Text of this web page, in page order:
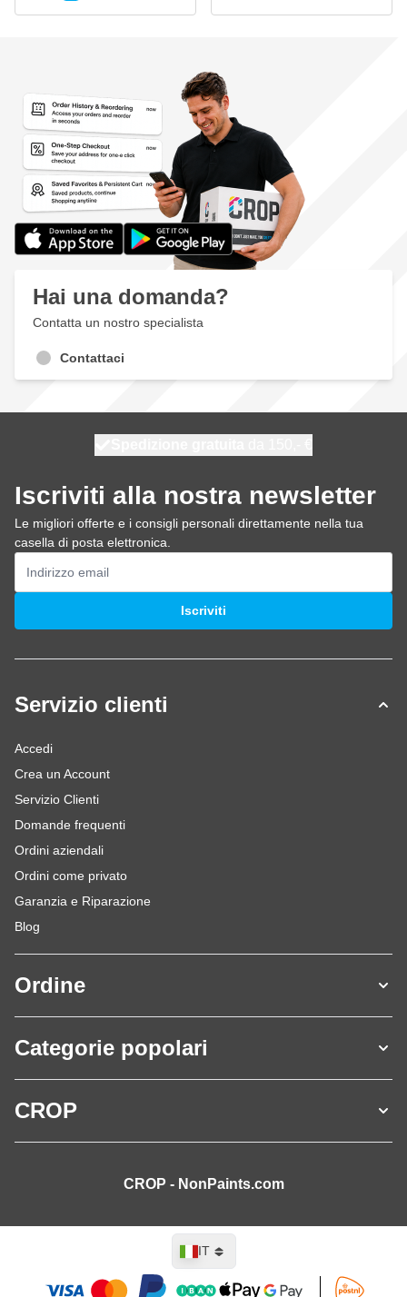
Hai una domanda?
Contatta un nostro specialista
Contattaci
Iscriviti alla nostra newsletter
Le migliori offerte e i consigli personali direttamente nella tua
casella di posta elettronica.
Indirizzo email
Iscriviti
Servizio clienti
Accedi
Crea un Account
Servizio Clienti
Domande frequenti
Ordini aziendali
Ordini come privato
Garanzia e Riparazione
Blog
Ordine
Categorie popolari
CROP
CROP - NonPaints.com
Lingua
IT